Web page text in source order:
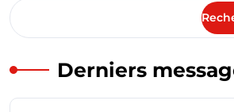
Derniers